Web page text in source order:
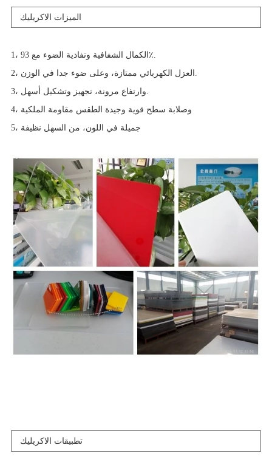
الميزات الاكريليك
1، الكمال الشفافية ونفاذية الضوء مع 93٪.
2، العزل الكهربائي ممتازة، وعلى ضوء جدا في الوزن.
3، وارتفاع مرونة، تجهيز وتشكيل أسهل.
4، وصلابة سطح قوية وجيدة الطقس مقاومة الملكية
5، جميلة في اللون، من السهل نظيفة
تطبيقات الاكريليك